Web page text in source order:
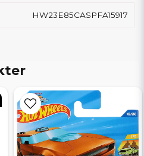
HW23E85CASPFA15917